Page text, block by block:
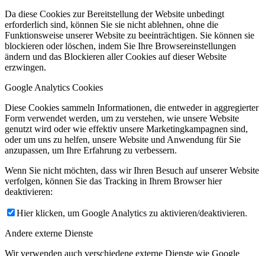
Da diese Cookies zur Bereitstellung der Website unbedingt
erforderlich sind, können Sie sie nicht ablehnen, ohne die
Funktionsweise unserer Website zu beeinträchtigen. Sie können sie
blockieren oder löschen, indem Sie Ihre Browsereinstellungen
ändern und das Blockieren aller Cookies auf dieser Website
erzwingen.
Google Analytics Cookies
Diese Cookies sammeln Informationen, die entweder in aggregierter
Form verwendet werden, um zu verstehen, wie unsere Website
genutzt wird oder wie effektiv unsere Marketingkampagnen sind,
oder um uns zu helfen, unsere Website und Anwendung für Sie
anzupassen, um Ihre Erfahrung zu verbessern.
Wenn Sie nicht möchten, dass wir Ihren Besuch auf unserer Website
verfolgen, können Sie das Tracking in Ihrem Browser hier
deaktivieren:
Hier klicken, um Google Analytics zu aktivieren/deaktivieren.
Andere externe Dienste
Wir verwenden auch verschiedene externe Dienste wie Google